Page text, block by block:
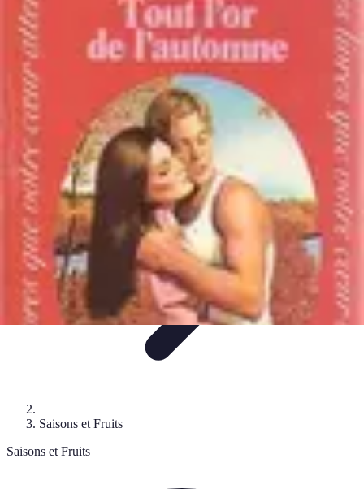
Fruits de Saison
Printemps
Alimentation saineArticles Mensuels
Conservation
Saisons et Fruits
Saisons et Fruits